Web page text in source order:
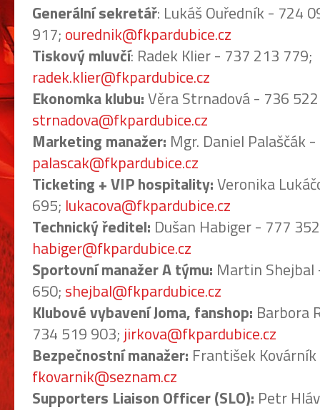
Generální sekretář: Lukáš Ouředník - 724
917; ourednik@fkpardubice.cz
Tiskový mluvčí: Radek Klier - 737 213 779;
radek.klier@fkpardubice.cz
Ekonomka klubu:Věra Strnadová - 736
strnadova@fkpardubice.cz
Marketing manažer: Mgr. Daniel Palaščák
palascak@fkpardubice.cz
Ticketing + VIP hospitality:Veronika
695; lukacova@fkpardubice.cz
Technický ředitel: Dušan Habiger - 777
habiger@fkpardubice.cz
Sportovní manažer A týmu: Martin
650; shejbal@fkpardubice.cz
Klubové vybavení Joma, fanshop: Barbora
734 519 903; jirkova@fkpardubice.cz
Bezpečnostní manažer: František
fkovarnik@seznam.cz
Supporters Liaison Officer (SLO): Petr